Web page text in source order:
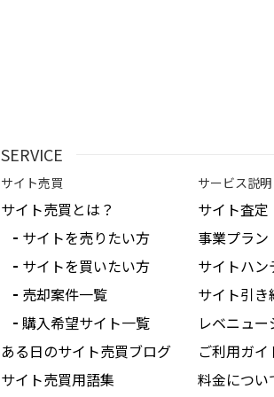
SERVICE
サイト売買
サイト売買とは？
サイトを売りたい方
サイトを買いたい方
売却案件一覧
購入希望サイト一覧
ある日のサイト売買ブログ
サイト売買用語集
サービス説明
サイト査定
事業プラン
サイトハン
サイト引き
レベニュー
ご利用ガイ
料金につい